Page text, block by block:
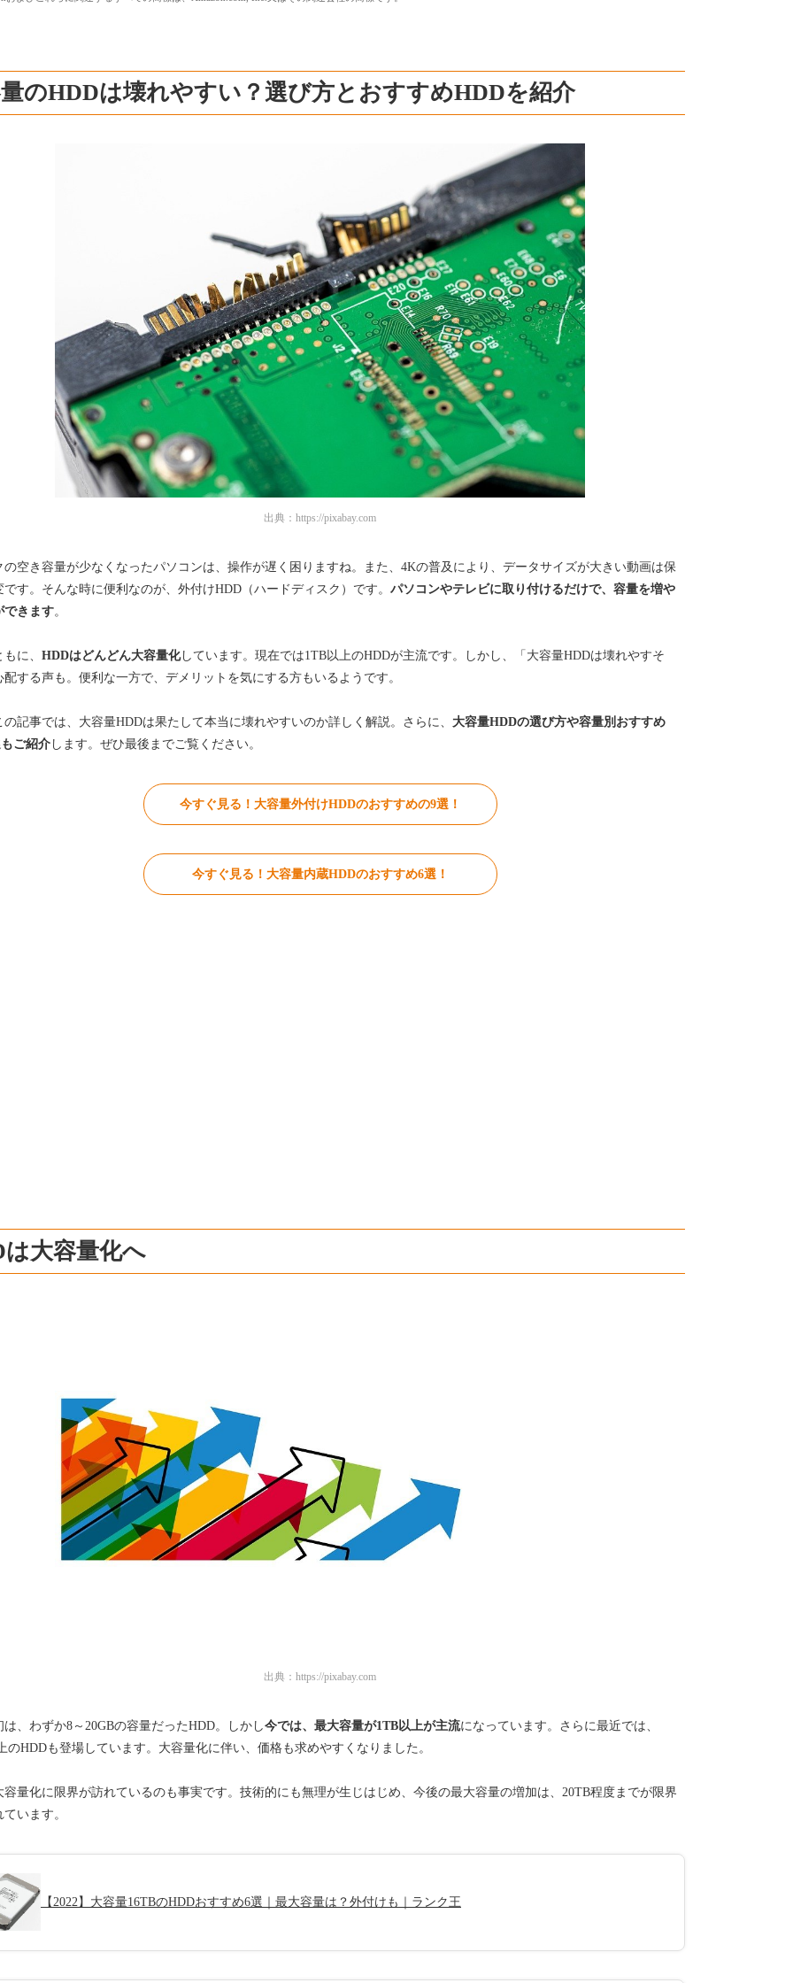
のHDDは壊れやすい？選び方とおすすめHDDを紹介
出典： https://pixabay.com
の空き容量が少なくなったパソコンは、操作が遅く困りますね。また、4Kの普及により、データサイズが大きい動画は保
です。そんな時に便利なのが、外付けHDD（ハードディスク）です。 パソコンやテレビに取り付けるだけで、容量を増や
できます。
に、 HDDはどんどん大容量化しています。現在では1TB以上のHDDが主流です。しかし、「大容量HDDは壊れやすそ
配する声も。便利な一方で、デメリットを気にする方もいるようです。
の記事では、大容量HDDは果たして本当に壊れやすいのか詳しく解説。さらに、 大容量HDDの選び方や容量別おすすめ
ご紹介 します。ぜひ最後までご覧ください。
今すぐ見る！大容量外付けHDDのおすすめの9選！
今すぐ見る！大容量内蔵HDDのおすすめ6選！
は大容量化へ
出典： https://pixabay.com
は、わずか8～20GBの容量だったHDD。しかし今では、最大容量が1TB以上が主流になっています。さらに最近では、
のHDDも登場しています。大容量化に伴い、価格も求めやすくなりました。
容量化に限界が訪れているのも事実です。技術的にも無理が生じはじめ、今後の最大容量の増加は、20TB程度までが限界
います。
【2022】大容量16TBのHDDおすすめ6選｜最大容量は？外付けも｜ランク王